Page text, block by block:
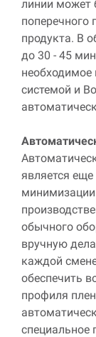
линии может
поперечного
продукта. В
до 30 - 45
необходимое
системой и
является
минимизации
обычного
вручную
каждой
обеспечить
профиля
специальное